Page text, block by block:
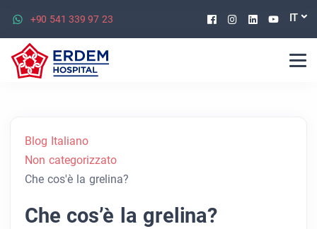
+90 541 339 97 23 Facebook
Instagram
Linkedin
IT
Blog Italiano
Non categorizzato
Che cos'è la grelina?
Che cos’è la grelina?